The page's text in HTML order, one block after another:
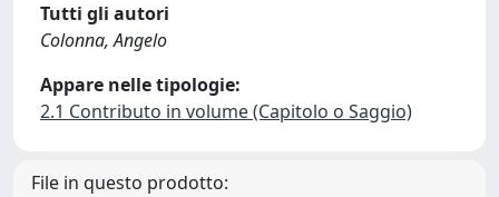
Tutti gli autori
Colonna, Angelo
Appare nelle tipologie:
2.1 Contributo in volume (Capitolo o Saggio)
File in questo prodotto: